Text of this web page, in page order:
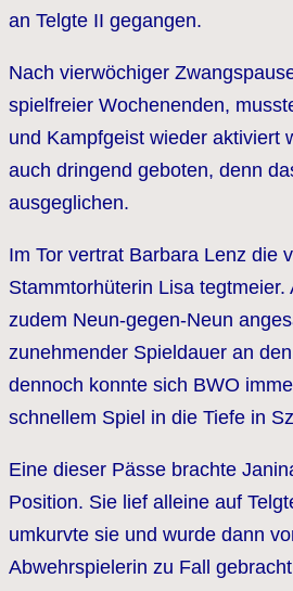
an Telgte II gegangen.
Nach vierwöchiger
spielfreier Wochenenden,
und Kampfgeist wieder aktiviert
auch dringend geboten, denn
ausgeglichen.
Im Tor vertrat Barbara Lenz die
Stammtorhüterin Lisa tegtmeier.
zudem Neun-gegen-Neun
zunehmender Spieldauer an
dennoch konnte sich BWO
schnellem Spiel in die Tiefe in
Eine dieser Pässe brachte
Position. Sie lief alleine auf
umkurvte sie und wurde dann
Abwehrspielerin zu Fall